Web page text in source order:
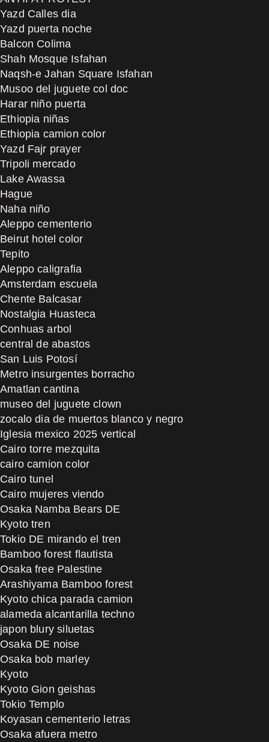
Yazd Calles dia
Yazd puerta noche
Balcon Colima
Shah Mosque Isfahan
Naqsh-e Jahan Square Isfahan
Musoo del juguete col doc
Harar niño puerta
Ethiopia niñas
Ethiopia camion color
Yazd Fajr prayer
Tripoli mercado
Lake Awassa
Hague
Naha niño
Aleppo cementerio
Beirut hotel color
Tepito
Aleppo caligrafia
Amsterdam escuela
Chente Balcasar
Nostalgia Huasteca
Conhuas arbol
central de abastos
San Luis Potosí
Metro insurgentes borracho
Amatlan cantina
museo del juguete clown
zocalo dia de muertos blanco y negro
Iglesia mexico 2025 vertical
Cairo torre mezquita
cairo camion color
Cairo tunel
Cairo mujeres viendo
Osaka Namba Bears DE
Kyoto tren
Tokio DE mirando el tren
Bamboo forest flautista
Osaka free Palestine
Arashiyama Bamboo forest
Kyoto chica parada camion
alameda alcantarilla techno
japon blury siluetas
Osaka DE noise
Osaka bob marley
Kyoto
Kyoto Gion geishas
Tokio Templo
Koyasan cementerio letras
Osaka afuera metro